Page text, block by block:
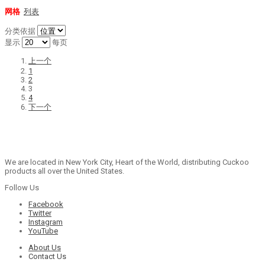
网格 列表
分类依据
显示
每页
上一个
1
2
3
4
下一个
We are located in New York City, Heart of the World, distributing Cuckoo
products all over the United States.
Follow Us
Facebook
Twitter
Instagram
YouTube
About Us
Contact Us